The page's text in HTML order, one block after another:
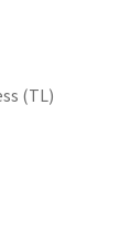
(TL)